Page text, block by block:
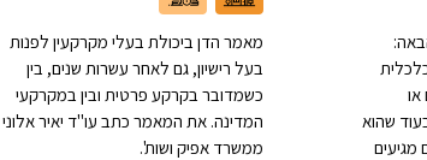
שהוא
מאמר הדן ביכולת בעלי מקרקעין לפנות
בעל רישיון, גם לאחר עשרות שנים, בין
כשמדובר בקרקע פרטית ובין במקרקעי
המדינה. את המאמר כתב עו"ד יאיר אלוני
ממשרד אפיק ושות'.